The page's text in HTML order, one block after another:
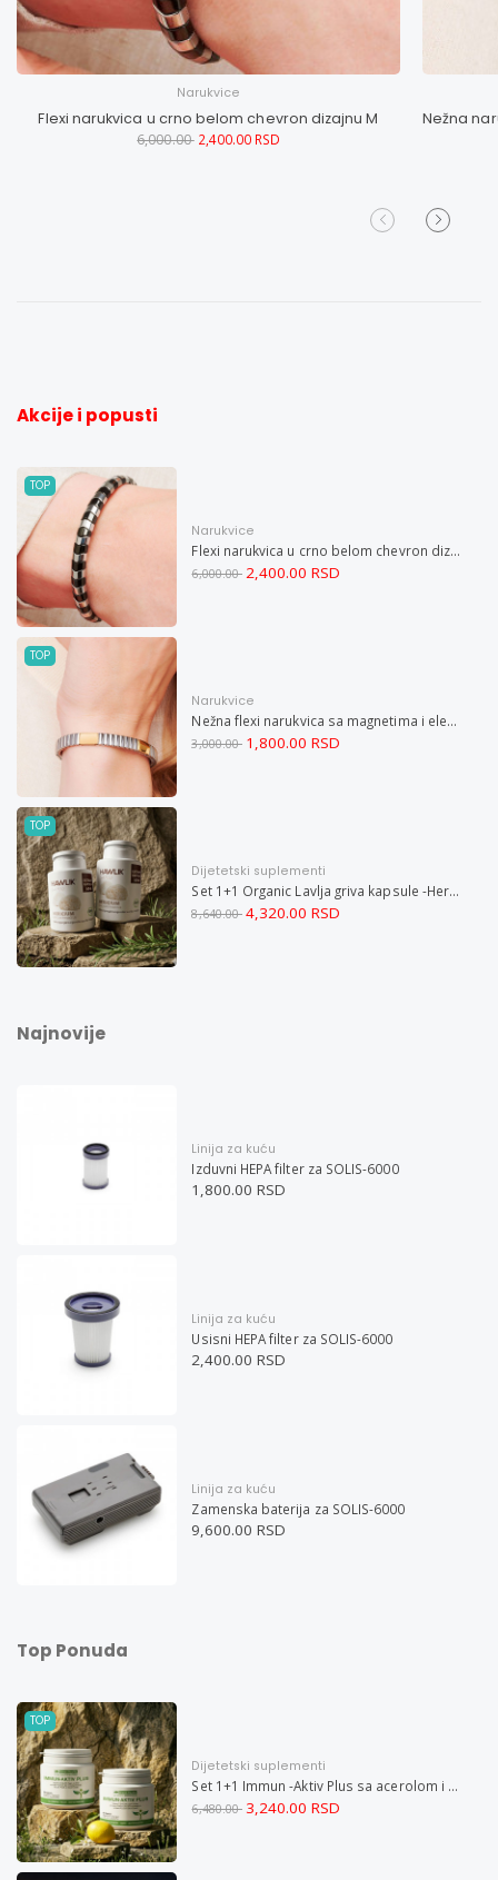
Narukvice
Flexi narukvica u crno belom chevron dizajnu M
6,000.00 2,400.00 RSD
Akcije i popusti
TOP
Narukvice
Flexi narukvica u crno belom chevron dizajnu M
6,000.00 2,400.00 RSD
TOP
Narukvice
Nežna flexi narukvica sa magnetima i elementima u boji zlata i bakrom M
3,000.00 1,800.00 RSD
TOP
Dijetetski suplementi
Set 1+1 Organic Lavlja griva kapsule -Hericium ekstrakt 60
8,640.00 4,320.00 RSD
Najnovije
Linija za kuću
Izduvni HEPA filter za SOLIS-6000
1,800.00 RSD
Linija za kuću
Usisni HEPA filter za SOLIS-6000
2,400.00 RSD
Linija za kuću
Zamenska baterija za SOLIS-6000
9,600.00 RSD
Top Ponuda
TOP
Dijetetski suplementi
Set 1+1 Immun -Aktiv Plus sa acerolom i cinkom
6,480.00 3,240.00 RSD